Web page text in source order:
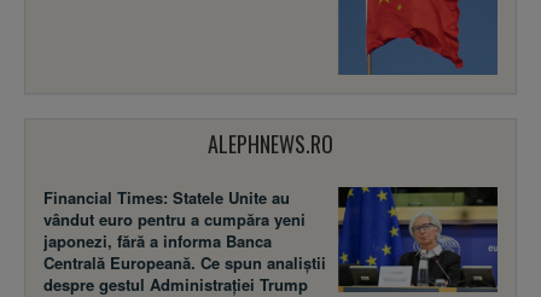
ALEPHNEWS.RO
Financial Times: Statele Unite au
vândut euro pentru a cumpăra yeni
japonezi, fără a informa Banca
Centrală Europeană. Ce spun analiștii
despre gestul Administrației Trump